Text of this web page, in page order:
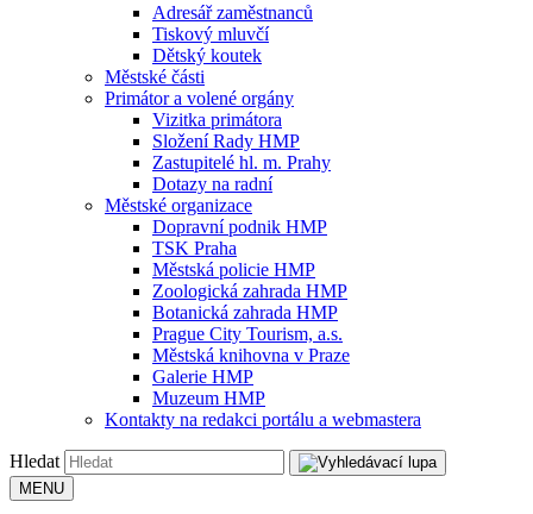
Adresář zaměstnanců
Tiskový mluvčí
Dětský koutek
Městské části
Primátor a volené orgány
Vizitka primátora
Složení Rady HMP
Zastupitelé hl. m. Prahy
Dotazy na radní
Městské organizace
Dopravní podnik HMP
TSK Praha
Městská policie HMP
Zoologická zahrada HMP
Botanická zahrada HMP
Prague City Tourism, a.s.
Městská knihovna v Praze
Galerie HMP
Muzeum HMP
Kontakty na redakci portálu a webmastera
Hledat
MENU